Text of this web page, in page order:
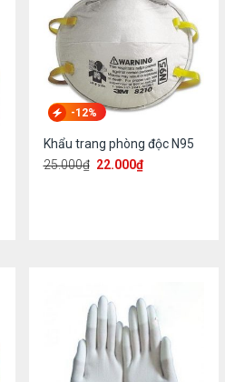
-12%
Khẩu trang phòng độc N95
25.000₫ 22.000₫